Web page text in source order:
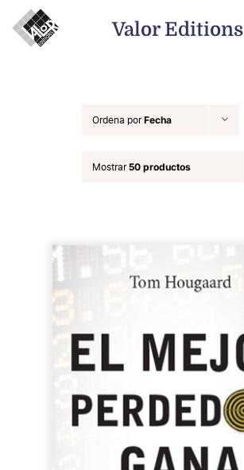
contenido
Valor Editions
Catálogo
Distribución
Contacto
Ordena porFecha
Mostrar50 productos
COMPRAR DETALLES